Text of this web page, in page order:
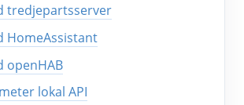
tredjepartsserver
HomeAssistant
openHAB
lokal API